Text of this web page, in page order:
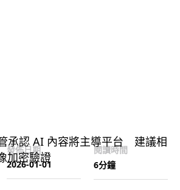
發佈日期
2026-01-01
閱讀時間
6分鐘